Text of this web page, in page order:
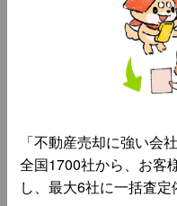
「不動産売却に強い会
全国1700社から、お客
し、最大6社に一括査定